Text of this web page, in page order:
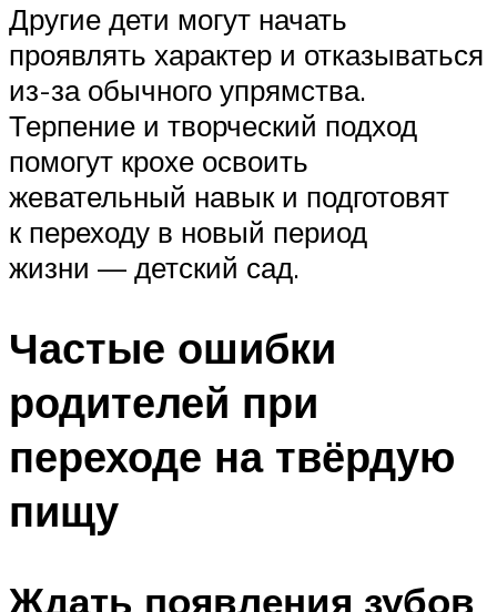
Другие дети могут начать
проявлять характер и отказываться
из-за обычного упрямства.
Терпение и творческий подход
помогут крохе освоить
жевательный навык и подготовят
к переходу в новый период
жизни — детский сад.
Частые ошибки
родителей при
переходе на твёрдую
пищу
Ждать появления зубов